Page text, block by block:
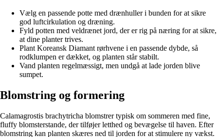
Vælg en passende potte med drænhuller i bunden for at sikre
god luftcirkulation og dræning.
Fyld potten med veldrænet jord, der er rig på næring for at sikre,
at dine planter trives.
Plant Koreansk Diamant rørhvene i en passende dybde, så
rodklumpen er dækket, og planten står stabilt.
Vand planten regelmæssigt, men undgå at lade jorden blive
sumpet.
Blomstring og formering
Calamagrostis brachytricha blomstrer typisk om sommeren med fine,
fluffy blomsterstande, der tilføjer letthed og bevægelse til haven. Efter
blomstring kan planten skæres ned til jorden for at stimulere ny vækst.